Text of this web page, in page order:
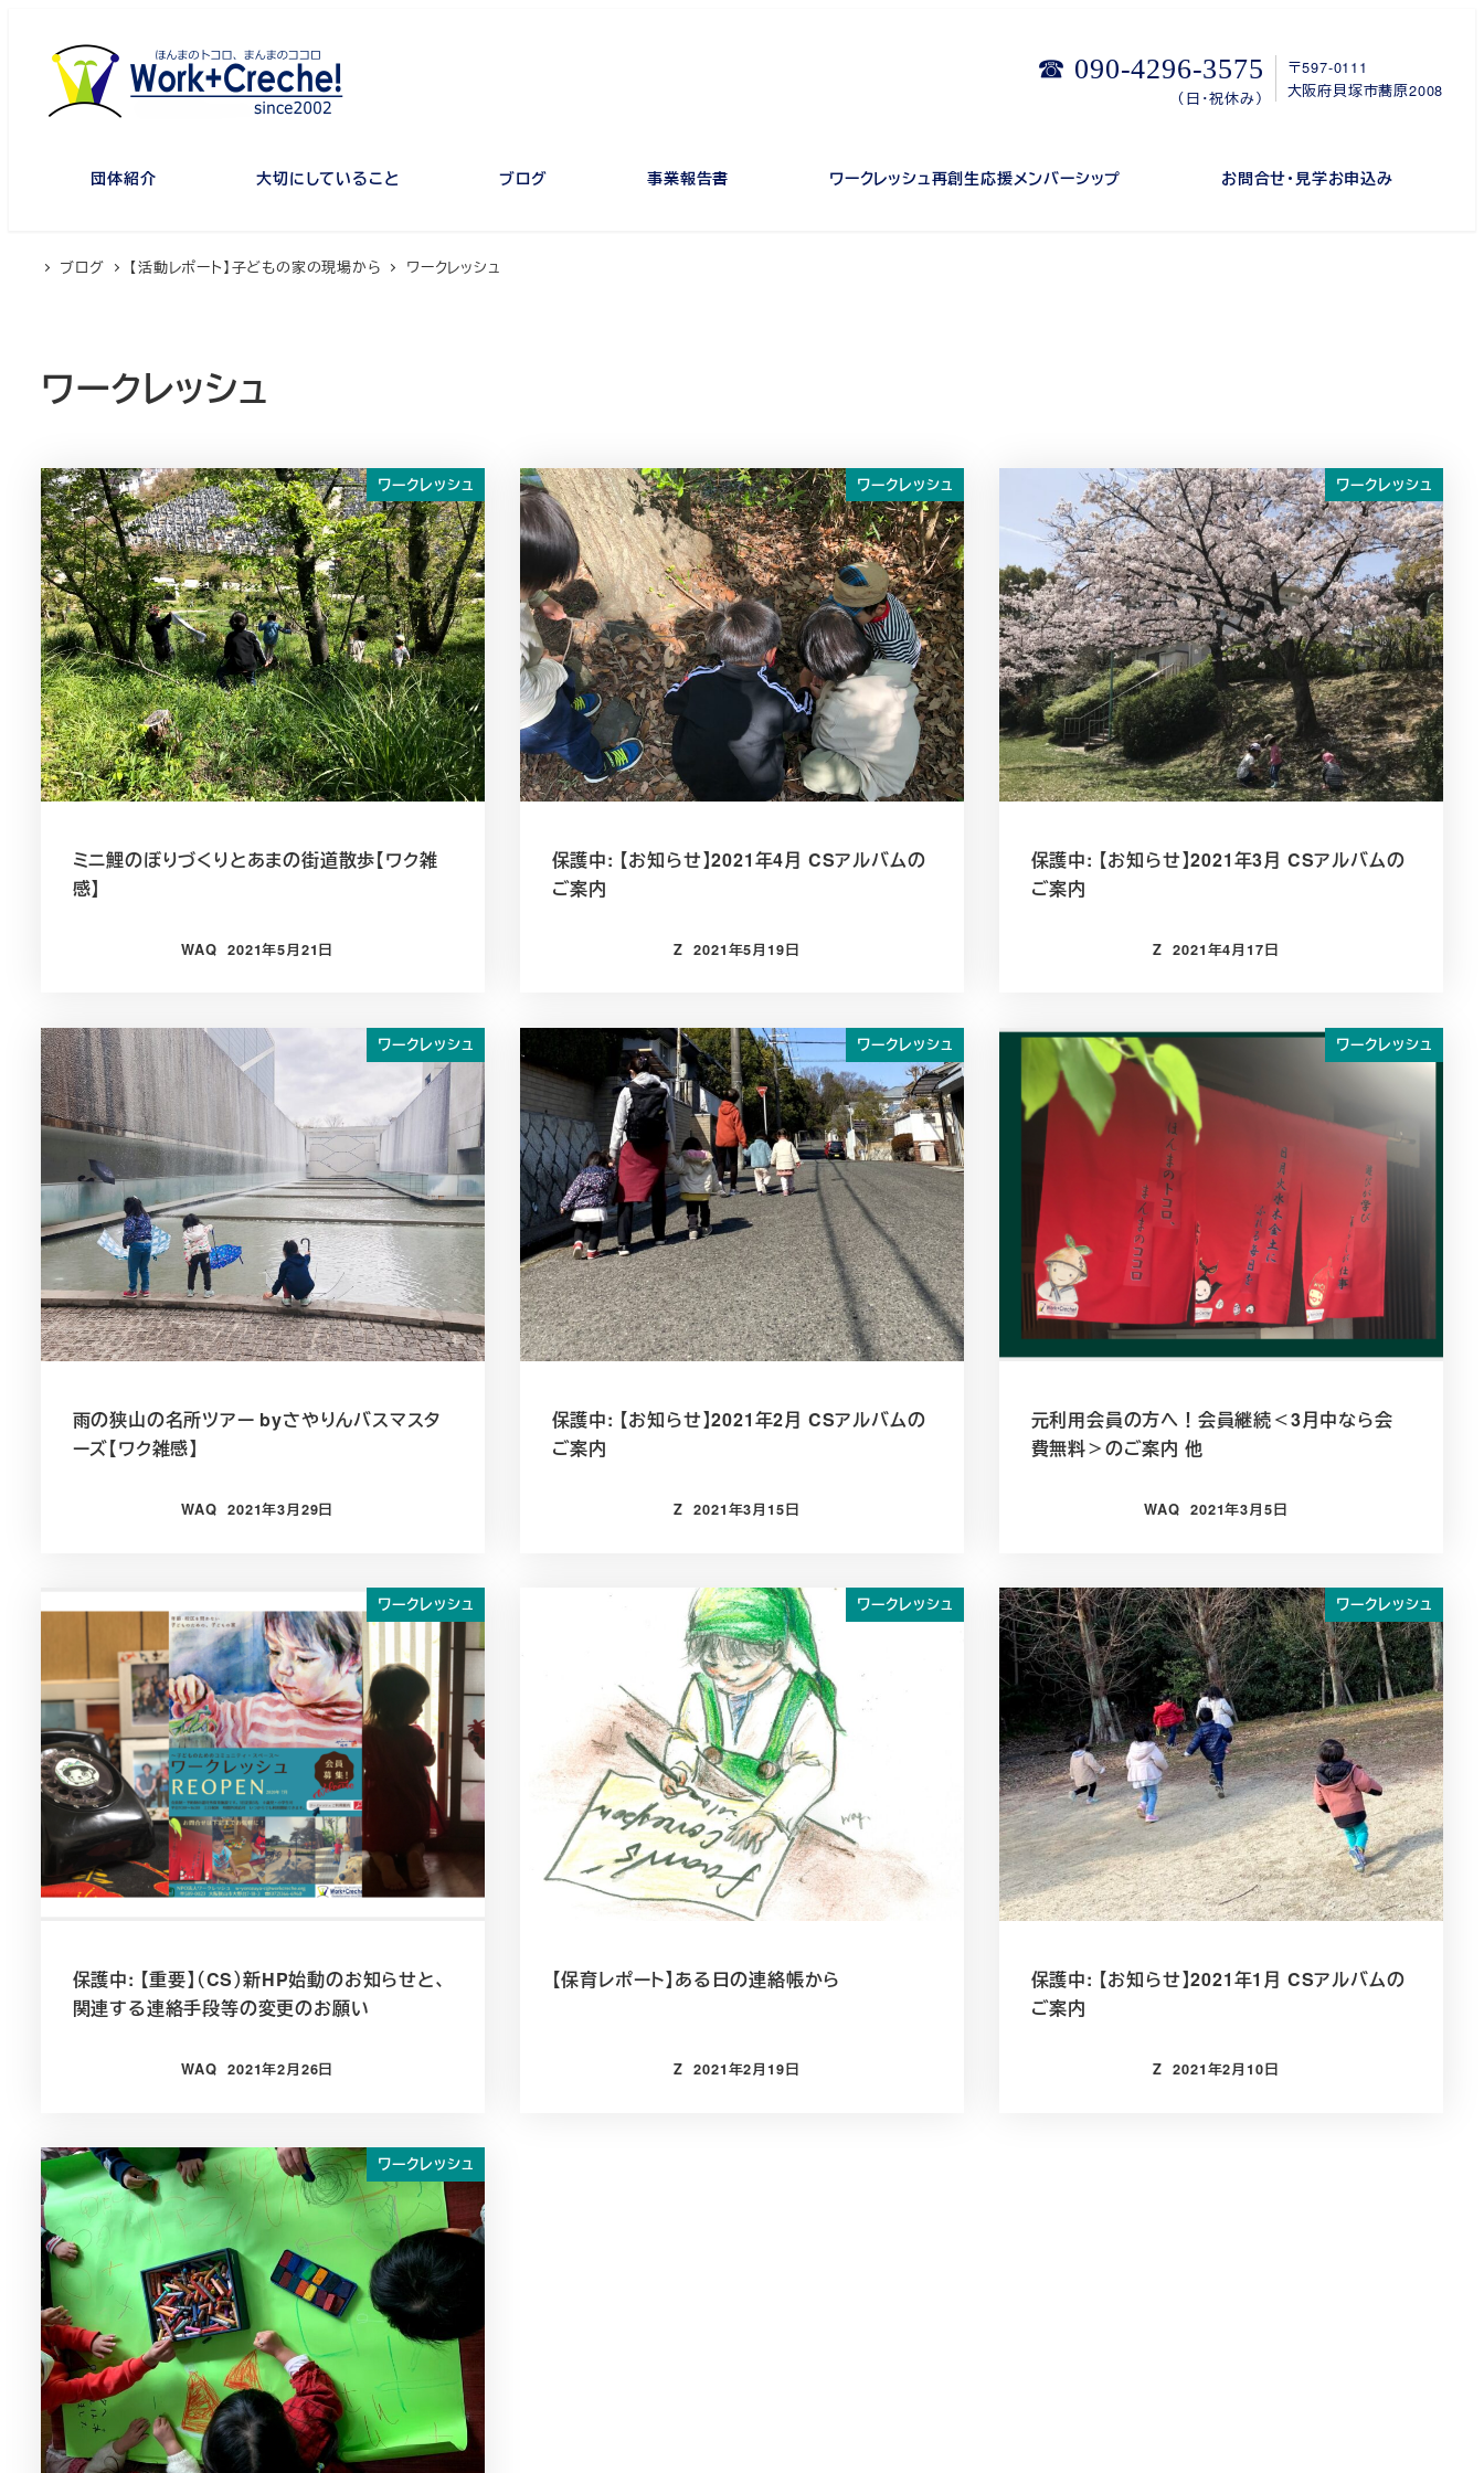
☎ 090-4296-3575
（日・祝休み）
〒597-0111
大阪府貝塚市蕎原2008
団体紹介 大切にしていること ブログ 事業報告書 ワークレッシュ再創生応援メンバーシップ お問合せ・見学お申込み
ブログ 【活動レポート】子どもの家の現場から ワークレッシュ
ワークレッシュ
ワークレッシュ
ミニ鯉のぼりづくりとあまの街道散歩【ワク雑
感】
WAQ 投稿日
2021年5月21日
ワークレッシュ
保護中: 【お知らせ】2021年4月 CSアルバムの
ご案内
Z 投稿日
2021年5月19日
ワークレッシュ
保護中: 【お知らせ】2021年3月 CSアルバムの
ご案内
Z 投稿日
2021年4月17日
ワークレッシュ
雨の狭山の名所ツアー byさやりんバスマスタ
ーズ【ワク雑感】
WAQ 投稿日
2021年3月29日
ワークレッシュ
保護中: 【お知らせ】2021年2月 CSアルバムの
ご案内
Z 投稿日
2021年3月15日
ワークレッシュ
元利用会員の方へ！会員継続＜3月中なら会
費無料＞のご案内 他
WAQ 投稿日
2021年3月5日
ワークレッシュ
保護中: 【重要】（CS）新HP始動のお知らせと、
関連する連絡手段等の変更のお願い
WAQ 投稿日
2021年2月26日
ワークレッシュ
【保育レポート】ある日の連絡帳から
Z 投稿日
2021年2月19日
ワークレッシュ
保護中: 【お知らせ】2021年1月 CSアルバムの
ご案内
Z 投稿日
2021年2月10日
ワークレッシュ